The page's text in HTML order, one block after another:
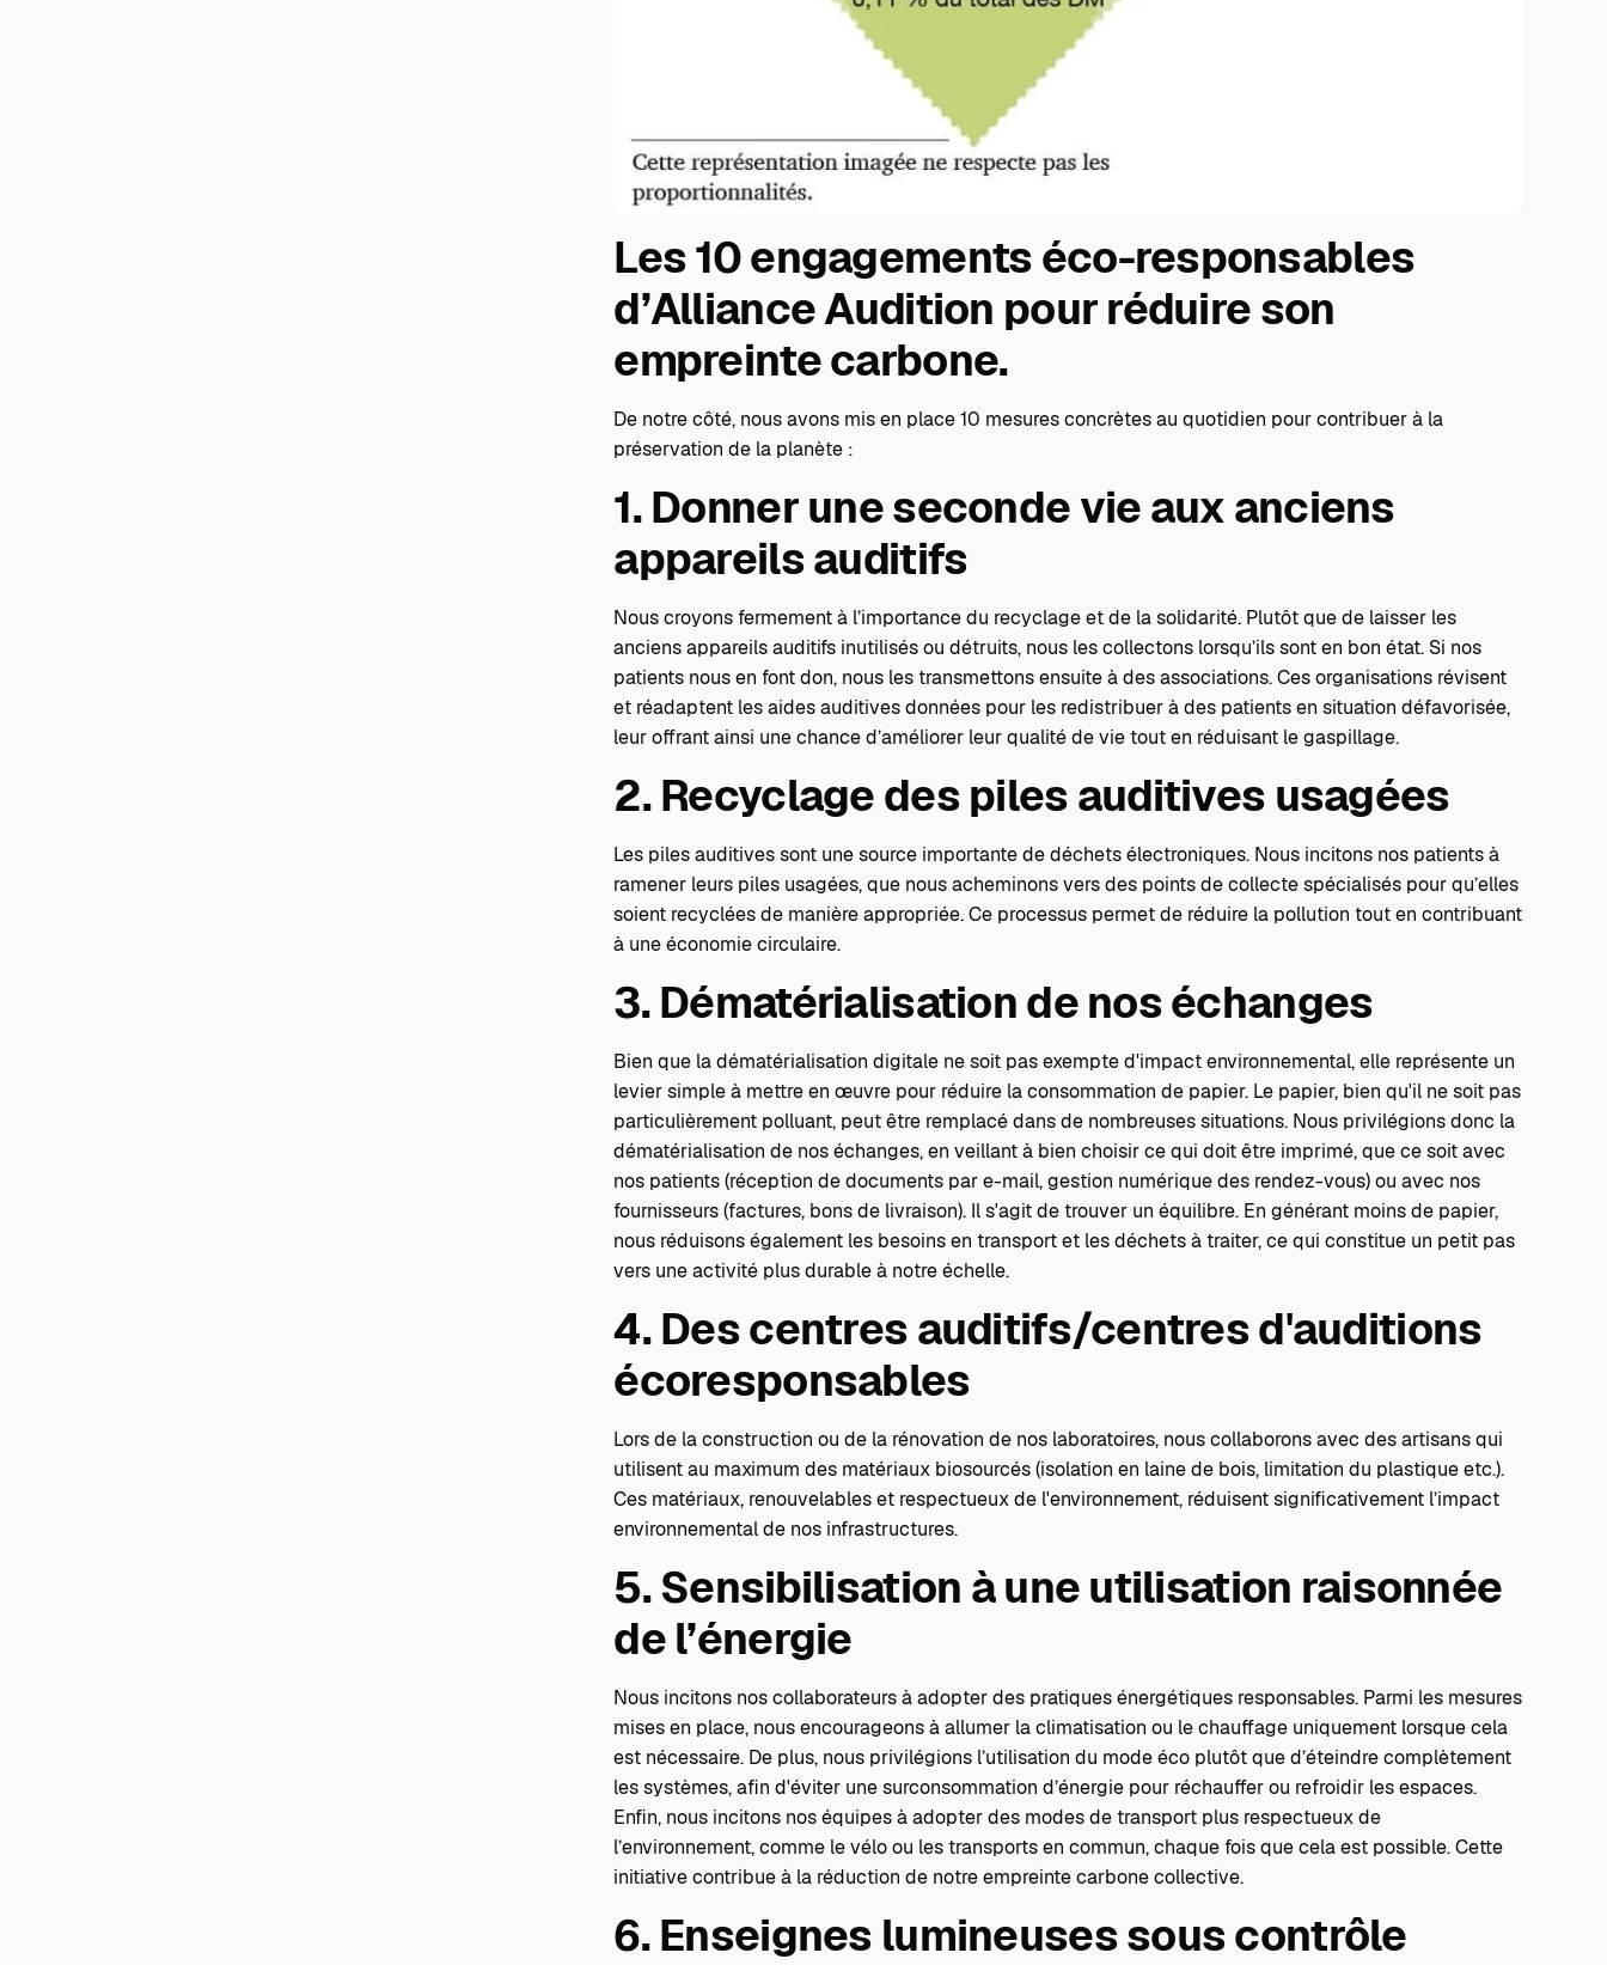
Les 10 engagements éco-responsables
d’Alliance Audition pour réduire son
empreinte carbone.
De notre côté, nous avons mis en place 10 mesures concrètes au quotidien pour contribuer à la
préservation de la planète :
1. Donner une seconde vie aux anciens
appareils auditifs
Nous croyons fermement à l’importance du recyclage et de la solidarité. Plutôt que de laisser les
anciens appareils auditifs inutilisés ou détruits, nous les collectons lorsqu’ils sont en bon état. Si nos
patients nous en font don, nous les transmettons ensuite à des associations. Ces organisations révisent
et réadaptent les aides auditives données pour les redistribuer à des patients en situation défavorisée,
leur offrant ainsi une chance d’améliorer leur qualité de vie tout en réduisant le gaspillage.
2. Recyclage des piles auditives usagées
Les piles auditives sont une source importante de déchets électroniques. Nous incitons nos patients à
ramener leurs piles usagées, que nous acheminons vers des points de collecte spécialisés pour qu’elles
soient recyclées de manière appropriée. Ce processus permet de réduire la pollution tout en contribuant
à une économie circulaire.
3. Dématérialisation de nos échanges
Bien que la dématérialisation digitale ne soit pas exempte d'impact environnemental, elle représente un
levier simple à mettre en œuvre pour réduire la consommation de papier. Le papier, bien qu'il ne soit pas
particulièrement polluant, peut être remplacé dans de nombreuses situations. Nous privilégions donc la
dématérialisation de nos échanges, en veillant à bien choisir ce qui doit être imprimé, que ce soit avec
nos patients (réception de documents par e-mail, gestion numérique des rendez-vous) ou avec nos
fournisseurs (factures, bons de livraison). Il s'agit de trouver un équilibre. En générant moins de papier,
nous réduisons également les besoins en transport et les déchets à traiter, ce qui constitue un petit pas
vers une activité plus durable à notre échelle.
4. Des centres auditifs/centres d'auditions
écoresponsables
Lors de la construction ou de la rénovation de nos laboratoires, nous collaborons avec des artisans qui
utilisent au maximum des matériaux biosourcés (isolation en laine de bois, limitation du plastique etc.).
Ces matériaux, renouvelables et respectueux de l'environnement, réduisent significativement l’impact
environnemental de nos infrastructures.
5. Sensibilisation à une utilisation raisonnée
de l’énergie
Nous incitons nos collaborateurs à adopter des pratiques énergétiques responsables. Parmi les mesures
mises en place, nous encourageons à allumer la climatisation ou le chauffage uniquement lorsque cela
est nécessaire. De plus, nous privilégions l’utilisation du mode éco plutôt que d’éteindre complètement
les systèmes, afin d'éviter une surconsommation d’énergie pour réchauffer ou refroidir les espaces.
Enfin, nous incitons nos équipes à adopter des modes de transport plus respectueux de
l’environnement, comme le vélo ou les transports en commun, chaque fois que cela est possible. Cette
initiative contribue à la réduction de notre empreinte carbone collective.
6. Enseignes lumineuses sous contrôle